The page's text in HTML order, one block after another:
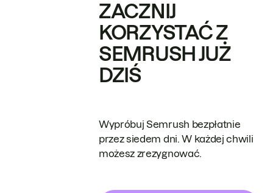
ZACZNIJ
KORZYSTAĆ Z
SEMRUSH JUŻ
DZIŚ
Wypróbuj Semrush bezpłatnie
przez siedem dni. W każdej chwili
możesz zrezygnować.